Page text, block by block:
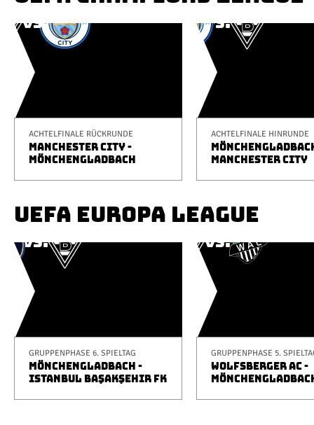
ACHTELFINALE RÜCKRUNDE
MANCHESTER CITY -
MÖNCHENGLADBACH
ACHTELFINALE HINRUNDE
MANCHESTER CITY
UEFA EUROPA LEAGUE
GRUPPENPHASE 6. SPIELTAG
MÖNCHENGLADBACH -
ISTANBUL BAŞAKŞEHIR FK
GRUPPENPHASE 5.
WOLFSBERGER AC -